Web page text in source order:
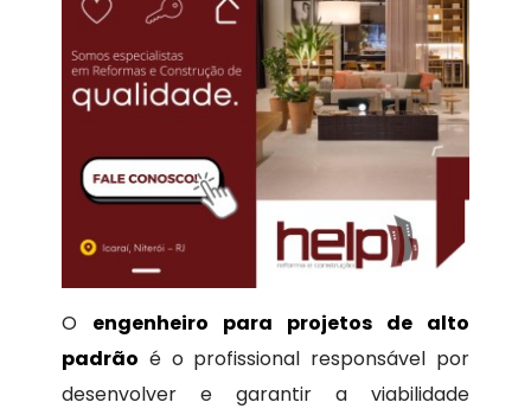
O engenheiro para projetos de alto
padrão é o profissional responsável por
desenvolver e garantir a viabilidade